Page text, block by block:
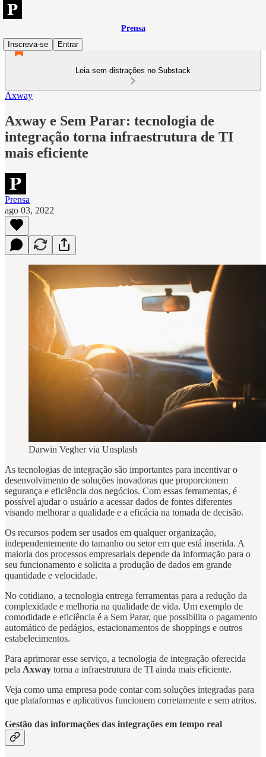
Prensa
Inscreva-se
Entrar
Leia sem distrações no Substack
Axway
Axway e Sem Parar: tecnologia de
integração torna infraestrutura de TI
mais eficiente
Prensa
ago 03, 2022
Darwin Vegher via Unsplash
As tecnologias de integração são importantes para incentivar o
desenvolvimento de soluções inovadoras que proporcionem
segurança e eficiência dos negócios. Com essas ferramentas, é
possível ajudar o usuário a acessar dados de fontes diferentes
visando melhorar a qualidade e a eficácia na tomada de decisão.
Os recursos podem ser usados em qualquer organização,
independentemente do tamanho ou setor em que está inserida. A
maioria dos processos empresariais depende da informação para o
seu funcionamento e solicita a produção de dados em grande
quantidade e velocidade.
No cotidiano, a tecnologia entrega ferramentas para a redução da
complexidade e melhoria na qualidade de vida. Um exemplo de
comodidade e eficiência é a Sem Parar, que possibilita o pagamento
automático de pedágios, estacionamentos de shoppings e outros
estabelecimentos.
Para aprimorar esse serviço, a tecnologia de integração oferecida
pela Axway torna a infraestrutura de TI ainda mais eficiente.
Veja como uma empresa pode contar com soluções integradas para
que plataformas e aplicativos funcionem corretamente e sem atritos.
Gestão das informações das integrações em tempo real